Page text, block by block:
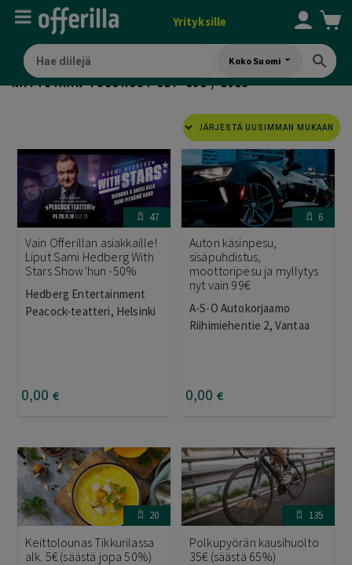
Yrityksille
Koko Suomi
NÄYTETÄÄN TULOKSET 817–832 / 1915SORTED
LATEST
47
Vain Offerillan asiakkaille!
Liput Sami Hedberg With
Stars Show’hun -50%
Hedberg Entertainment
Peacock-teatteri, Helsinki
0,00 €
6
Auton käsinpesu,
sisäpuhdistus,
moottoripesu ja myllytys
nyt vain 99€
A-S-O Autokorjaamo
Riihimiehentie 2, Vantaa
0,00 €
20
Keittolounas Tikkurilassa
alk. 5€ (säästä jopa 50%)
135
Polkupyörän kausihuolto
35€ (säästä 65%)